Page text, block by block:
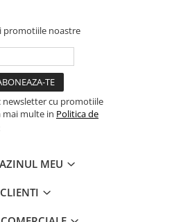
promotiile noastre
newsletter cu promotiile
mai multe in Politica de
MEU
CLIENTI